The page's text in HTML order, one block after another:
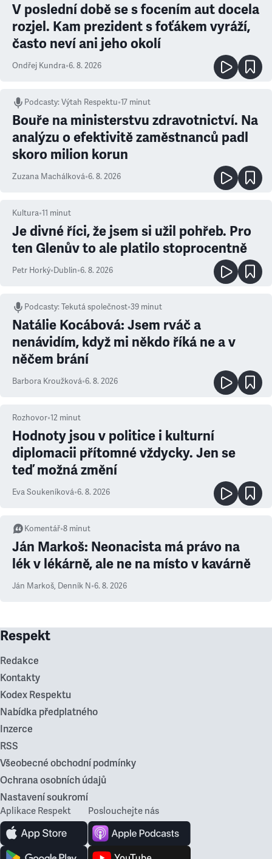
V poslední době se s focením aut docela
rozjel. Kam prezident s foťákem vyráží,
často neví ani jeho okolí
Ondřej Kundra•6. 8. 2026
Podcasty:Výtah Respektu•17 minut
Bouře na ministerstvu zdravotnictví. Na
analýzu o efektivitě zaměstnanců padl
skoro milion korun
Zuzana Machálková•6. 8. 2026
Kultura•11 minut
Je divné říci, že jsem si užil pohřeb. Pro
ten Glenův to ale platilo stoprocentně
Petr Horký•Dublin•6. 8. 2026
Podcasty:Tekutá společnost•39 minut
Natálie Kocábová: Jsem rváč a
nenávidím, když mi někdo říká ne a v
něčem brání
Barbora Kroužková•6. 8. 2026
Rozhovor•12 minut
Hodnoty jsou v politice i kulturní
diplomacii přítomné vždycky. Jen se
teď možná změní
Eva Soukeníková•6. 8. 2026
Komentář•8 minut
Ján Markoš: Neonacista má právo na
lék v lékárně, ale ne na místo v kavárně
Ján Markoš, Denník N•6. 8. 2026
Respekt
Redakce
Kontakty
Kodex Respektu
Nabídka předplatného
Inzerce
RSS
Všeobecné obchodní podmínky
Ochrana osobních údajů
Nastavení soukromí
Aplikace Respekt Poslouchejte nás